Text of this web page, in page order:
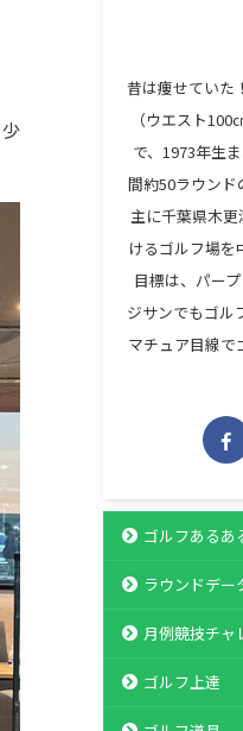
昔は痩せていた
（ウエスト
で、1973年生
間約50ラウンド
主に千葉県木
けるゴルフ場を
目標は、パー
ジサンでもゴル
マチュア目線で
ゴルフあるあ
ラウンドデー
月例競技チャ
ゴルフ上達